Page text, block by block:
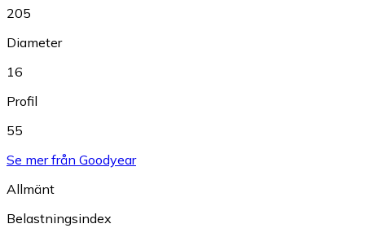
205
Diameter
16
Profil
55
Se mer från Goodyear
Allmänt
Belastningsindex